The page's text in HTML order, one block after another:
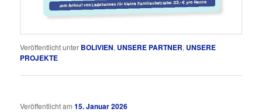
Veröffentlicht unter BOLIVIEN, UNSERE PARTNER, UNSERE
PROJEKTE
Veröffentlicht am15. Januar 2026